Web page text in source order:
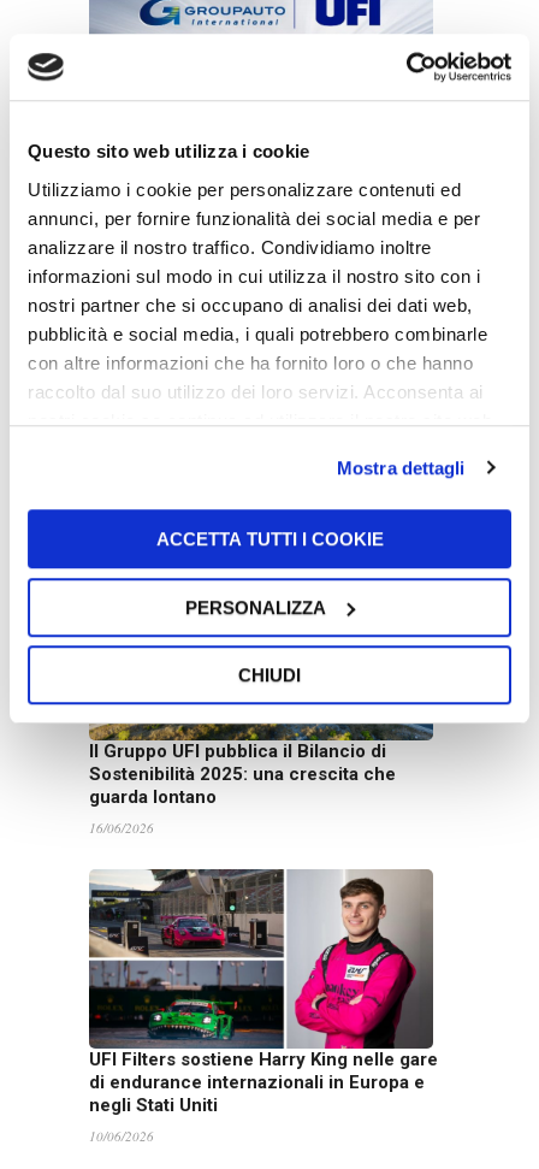
Questo sito web utilizza i cookie
Utilizziamo i cookie per personalizzare contenuti ed
annunci, per fornire funzionalità dei social media e per
analizzare il nostro traffico. Condividiamo inoltre
informazioni sul modo in cui utilizza il nostro sito con i
nostri partner che si occupano di analisi dei dati web,
pubblicità e social media, i quali potrebbero combinarle
con altre informazioni che ha fornito loro o che hanno
raccolto dal suo utilizzo dei loro servizi. Acconsenta ai
nostri cookie se continua ad utilizzare il nostro sito web.
Mostra dettagli
ACCETTA TUTTI I COOKIE
PERSONALIZZA
CHIUDI
Il Gruppo UFI entra a far parte del network
GROUPAUTO International (GAI)
07/07/2026
Newell per il Goodyear FIA European
Il Gruppo UFI pubblica il Bilancio di
Sostenibilità 2025: una crescita che
guarda lontano
16/06/2026
UFI Filters sostiene Harry King nelle gare
di endurance internazionali in Europa e
negli Stati Uniti
10/06/2026